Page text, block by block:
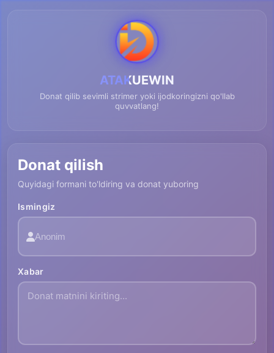
ATAKUEWIN
Donat qilib sevimli strimer yoki ijodkoringizni qo'llab
quvvatlang!
Donat qilish
Quyidagi formani to'ldiring va donat yuboring
Ismingiz
Xabar